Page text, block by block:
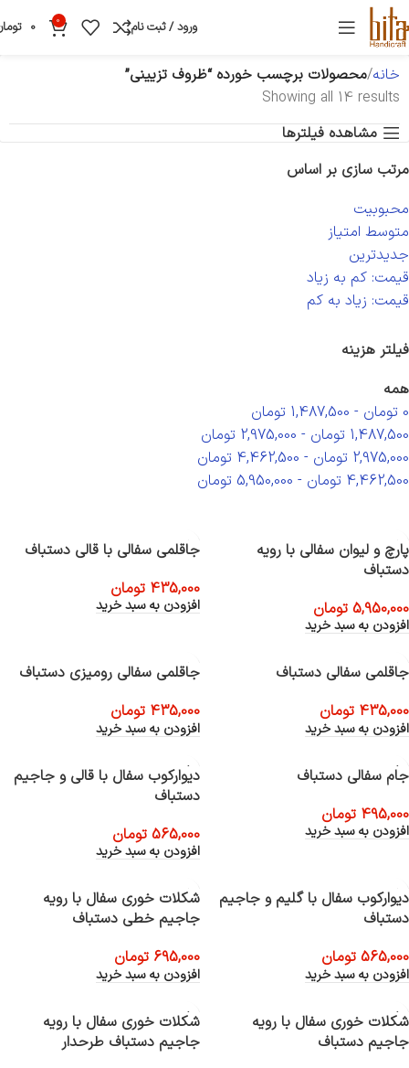
ورود / ثبت نام 0
0
خانه محصولات برچسب خورده “ظروف تزیینی”
Showing all 14 results
مشاهده فیلترها
مرتب سازی بر اساس
محبوبیت
متوسط امتیاز
جدیدترین
قیمت: کم به زیاد
قیمت: زیاد به کم
فیلتر هزینه
همه
0 تومان -
1,487,500 تومان
1,487,500 تومان -
2,975,000 تومان
2,975,000 تومان -
4,462,500 تومان
4,462,500 تومان -
5,950,000 تومان
پارچ و لیوان سفالی با رویه
دستباف
5,950,000 تومان
افزودن به سبد خرید
جاقلمی سفالی با قالی دستباف
435,000 تومان
افزودن به سبد خرید
جاقلمی سفالی دستباف
435,000 تومان
افزودن به سبد خرید
جاقلمی سفالی رومیزی دستباف
435,000 تومان
افزودن به سبد خرید
جام سفالی دستباف
495,000 تومان
افزودن به سبد خرید
دیوارکوب سفال با قالی و جاجیم
دستباف
565,000 تومان
افزودن به سبد خرید
دیوارکوب سفال با گلیم و جاجیم
دستباف
565,000 تومان
افزودن به سبد خرید
شکلات خوری سفال با رویه
جاجیم خطی دستباف
695,000 تومان
افزودن به سبد خرید
شکلات خوری سفال با رویه
جاجیم دستباف
شکلات خوری سفال با رویه
جاجیم دستباف طرحدار